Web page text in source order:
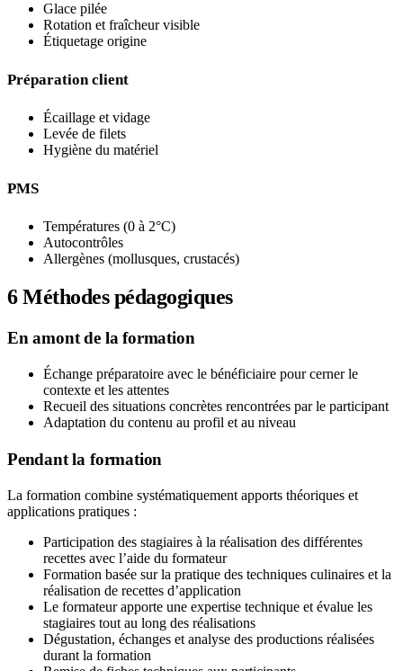
Glace pilée
Rotation et fraîcheur visible
Étiquetage origine
Préparation client
Écaillage et vidage
Levée de filets
Hygiène du matériel
PMS
Températures (0 à 2°C)
Autocontrôles
Allergènes (mollusques, crustacés)
6Méthodes pédagogiques
En amont de la formation
Échange préparatoire avec le bénéficiaire pour cerner le
contexte et les attentes
Recueil des situations concrètes rencontrées par le participant
Adaptation du contenu au profil et au niveau
Pendant la formation
La formation combine systématiquement apports théoriques et
applications pratiques :
Participation des stagiaires à la réalisation des différentes
recettes avec l’aide du formateur
Formation basée sur la pratique des techniques culinaires et la
réalisation de recettes d’application
Le formateur apporte une expertise technique et évalue les
stagiaires tout au long des réalisations
Dégustation, échanges et analyse des productions réalisées
durant la formation